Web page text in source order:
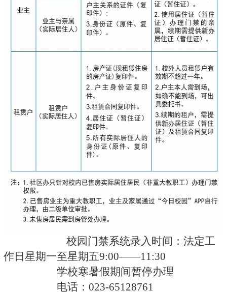
校园门禁系统录入时间：法定工
作日星期一至星期五9:00——11:30
学校寒暑假期间暂停办理
电话：023-65128761